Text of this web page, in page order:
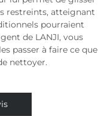
restreints, atteignant
pourraient
de LANJI, vous
passer à faire ce que
nettoyer.